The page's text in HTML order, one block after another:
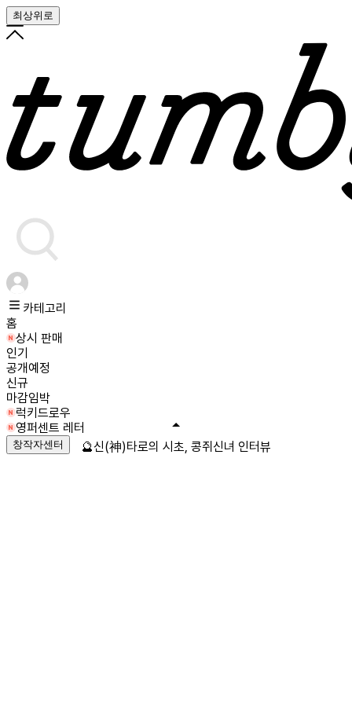
최상위로
카테고리
홈
상시 판매
인기
공개예정
신규
마감임박
럭키드로우
영퍼센트 레터
창작자센터 🔮신(神)타로의 시초, 콩쥐신녀 인터뷰